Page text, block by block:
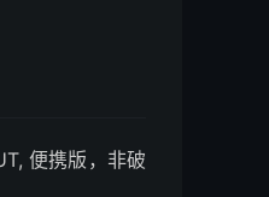
便携版，非破